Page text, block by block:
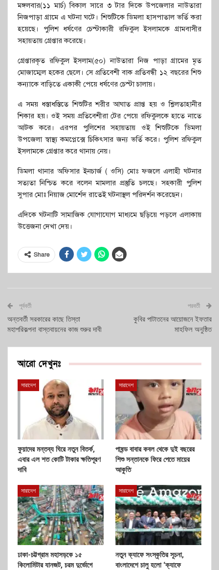
মঙ্গলবার(১১ মার্চ) বিকাল সারে ৩ টার দিকে উপজেলার নাউতারা
নিজপাড়া গ্রামে এ ঘটনা ঘটে। শিশুটিকে ডিমলা হাসপাতাল ভর্তি করা
হয়েছে। পুলিশ ধর্ষণের চেস্টাকারী রফিকুল ইসলামকে গ্রামবাসীর
সহায়তায় গ্রেপ্তার করেছে।
গ্রেপ্তারকৃত রফিকুল ইসলাম(৫০) নাউতারা নিজ পাড়া গ্রামের মৃত
মোজাম্মেল হকের ছেলে। সে প্রতিবেশী বাক প্রতিবন্ধী ১২ বছরের শিশু
কন্যাকে বাড়িতে একাকী পেয়ে ধর্ষণের চেস্টা চালায়।
এ সময় ধস্তাধস্তিতে শিশুটির শরীর আঘাত প্রাপ্ত হয় ও শ্লিলতাহানীর
শিকার হয়। ওই সময় প্রতিবেশীরা টের পেয়ে রফিকুলকে হাতে নাতে
আটক করে। এরপর পুলিশের সহায়তায় ওই শিশুটিকে ডিমলা
উপজেলা স্বাস্থ্য কমপ্লেক্সে চিকিৎসার জন্য ভর্তি করে। পুলিশ রফিকুল
ইসলামকে গ্রেপ্তার করে থানায় নেয়।
ডিমলা থানার অফিসার ইনচার্জ ( ওসি) মোঃ ফজলে এলাহী ঘটনার
সত্যতা নিশ্চিত করে বলেন মামলার প্রস্তুতি চলছে। সহকারী পুলিশ
সুপার মোঃ নিয়াজ মোর্শেদ রাতেই ঘটনাস্থল পরিদর্শন করেছেন।
এদিকে ঘটনাটি সামাজিক যোগাযোগ মাধ্যমে ছড়িয়ে পড়লে এলাকায়
উত্তেজনা দেখা দেয়।
Share
পূর্ববর্তী
অন্তবর্তী সরকারের কাছে তিস্তা
মহাপরিকল্পনা বাস্তবায়নের কাজ শুরুর দাবী
পরবর্তী
কুবির পাটাতনের আয়োজনে ইফতার
মাহফিল অনুষ্ঠিত
আরো দেখুনঃ
সারাদেশ
ফুয়াদের মন্তব্য ঘিরে নতুন বিতর্ক,
এবার এল শত কোটি টাকার ক্ষতিপূরণ
দাবি
সারাদেশ
পাষন্ড বাবার কবল থেকে দুই বছরের
শিশু সন্তানকে ফিরে পেতে মায়ের
আকুতি
সারাদেশ
ঢাকা-চট্টগ্রাম মহাসড়কে ১৫
কিলোমিটার যানজট, চরম দুর্ভোগে
সারাদেশ
নতুন ক্যাফে সংস্কৃতির সূচনা,
বাংলাদেশে চালু হলো ‘ক্যাফে